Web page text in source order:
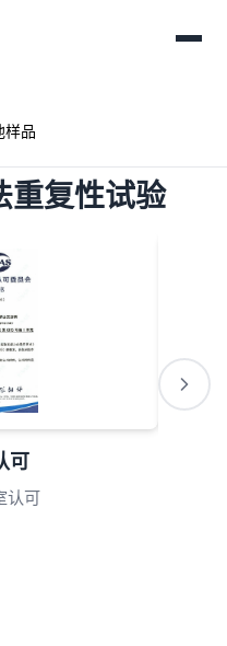
样品
重复性试验
位